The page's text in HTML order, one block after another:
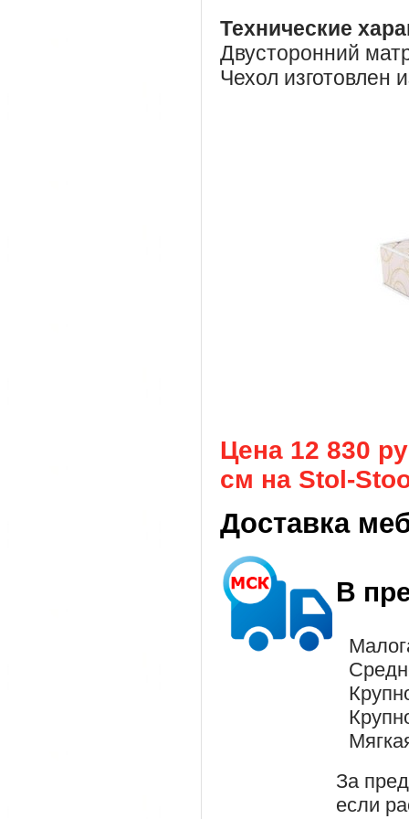
Технические
Двусторонний
Чехол изготовлен
Цена 12 830
см на Stol-
Доставка
В
За
если